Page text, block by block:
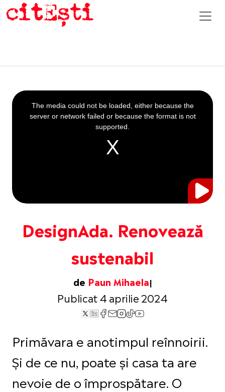
DesignAda. Renovează
sustenabil
de Paun Mihaela
Publicat 4 aprilie 2024
This
is
a
The media could not be loaded, either because the
server or network failed or because the format is not
supported.
Primăvara e anotimpul reînnoirii.
Și de ce nu, poate și casa ta are
nevoie de o împrospătare. O